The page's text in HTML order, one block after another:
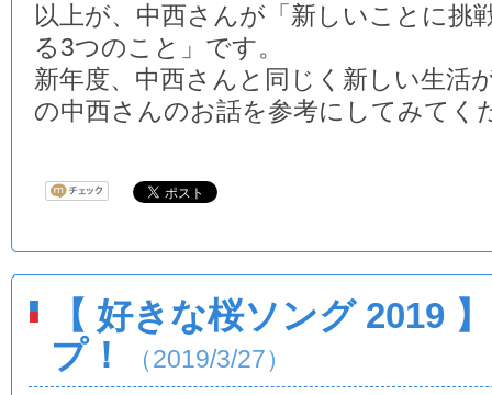
以上が、中西さんが「新しいことに挑
る3つのこと」です。
新年度、中西さんと同じく新しい生活
の中西さんのお話を参考にしてみてく
【 好きな桜ソング 2019
プ！
（2019/3/27）